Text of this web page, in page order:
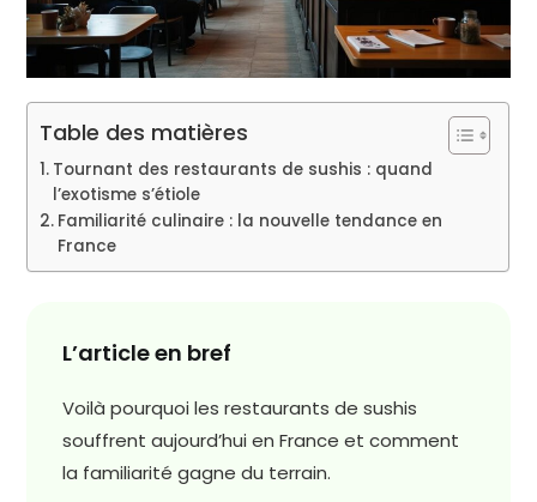
Table des matières
Tournant des restaurants de sushis : quand
l’exotisme s’étiole
Familiarité culinaire : la nouvelle tendance en
France
L’article en bref
Voilà pourquoi les restaurants de sushis
souffrent aujourd’hui en France et comment
la familiarité gagne du terrain.